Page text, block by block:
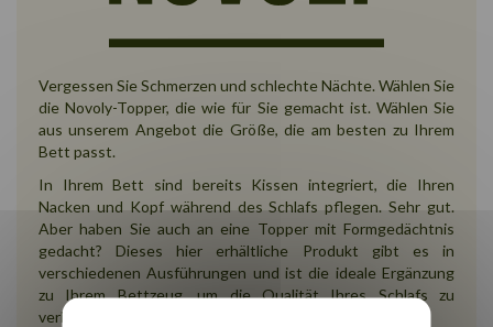
Vergessen Sie Schmerzen und schlechte Nächte. Wählen Sie
die Novoly-Topper, die wie für Sie gemacht ist. Wählen Sie
aus unserem Angebot die Größe, die am besten zu Ihrem
Bett passt.
In Ihrem Bett sind bereits Kissen integriert, die Ihren
Nacken und Kopf während des Schlafs pflegen. Sehr gut.
Aber haben Sie auch an eine Topper mit Formgedächtnis
gedacht? Dieses hier erhältliche Produkt gibt es in
verschiedenen Ausführungen und ist die ideale Ergänzung
zu Ihrem Bettzeug, um die Qualität Ihres Schlafs zu
verbessern.